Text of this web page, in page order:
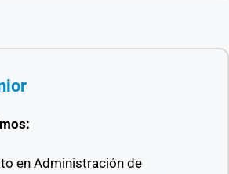
en Administración de